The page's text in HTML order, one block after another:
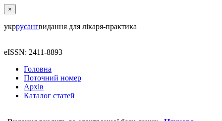
×
укррусангвидання для лікаря-практика
eISSN: 2411-8893
Головна
Поточний номер
Архів
Каталог статей